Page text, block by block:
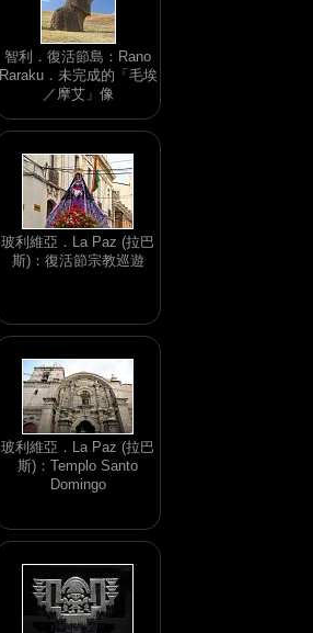
智利．復活節島：Rano
Raraku．未完成的「毛埃
／摩艾」像
玻利維亞．La Paz (拉巴
斯)：復活節宗教巡遊
玻利維亞．La Paz (拉巴
斯)：Templo Santo
Domingo